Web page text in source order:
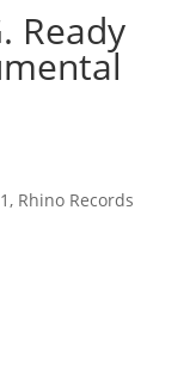
Ready
Rhino Records